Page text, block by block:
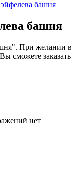
эйфелева башня
башня
При желании в
сможете заказать
нет